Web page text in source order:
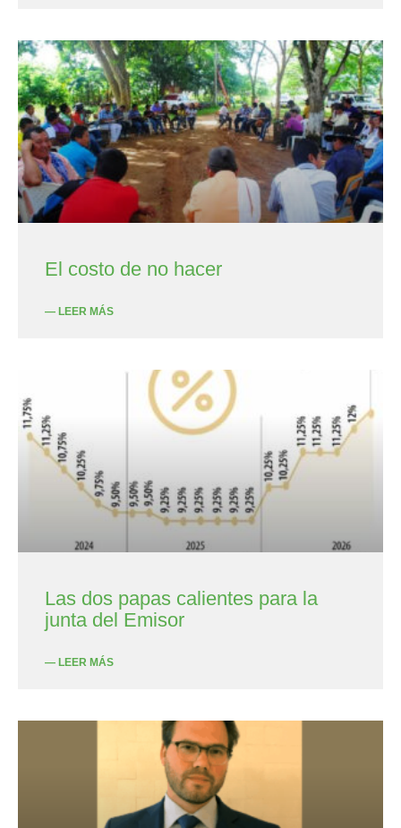
El costo de no hacer
— LEER MÁS
Las dos papas calientes para la
junta del Emisor
— LEER MÁS